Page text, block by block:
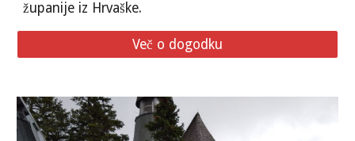
županije iz Hrvaške.
Več o dogodku